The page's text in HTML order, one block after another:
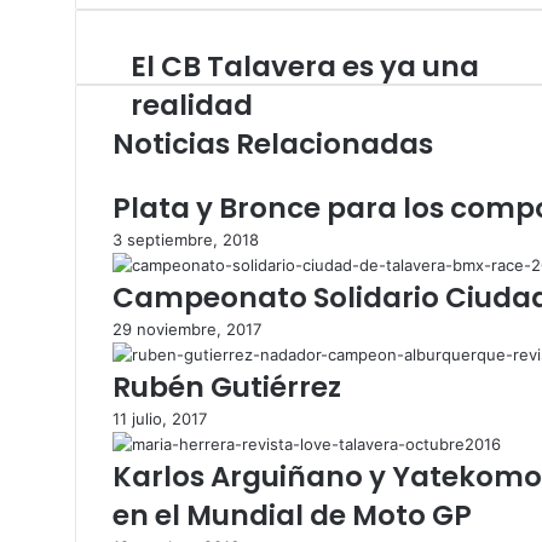
i
e
c
o
k
E
l
C
B
T
a
v
e
a
e
s
y
a
n
a
El CB Talavera es ya una
realidad
Noticias Relacionadas
Plata y Bronce para los
3 septiembre, 2018
Campeonato Solidario
29 noviembre, 2017
Rubén Gutiérrez
11 julio, 2017
Karlos Arguiñano y
en el Mundial de Moto GP